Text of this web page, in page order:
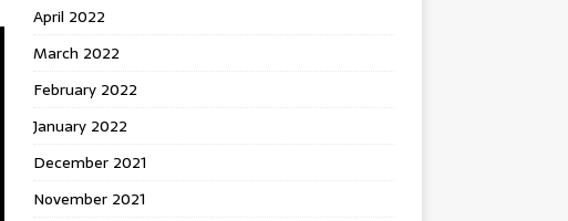
April 2022
March 2022
February 2022
January 2022
December 2021
November 2021